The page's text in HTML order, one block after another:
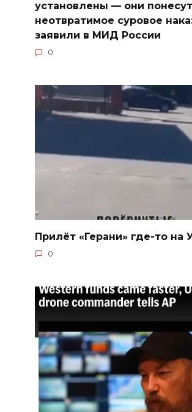
установлены — они понесут
неотвратимое суровое
заявили в МИД России
0
Прилёт «Герани» где-то на
0